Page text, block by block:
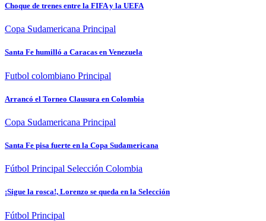
Choque de trenes entre la FIFA y la UEFA
Copa Sudamericana Principal
Santa Fe humilló a Caracas en Venezuela
Futbol colombiano Principal
Arrancó el Torneo Clausura en Colombia
Copa Sudamericana Principal
Santa Fe pisa fuerte en la Copa Sudamericana
Fútbol Principal Selección Colombia
¡Sigue la rosca!, Lorenzo se queda en la Selección
Fútbol Principal